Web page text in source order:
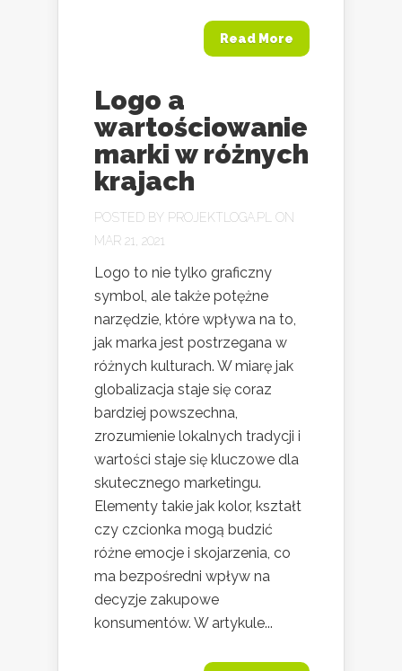
Read More
Logo a
wartościowanie
marki w różnych
krajach
POSTED BY PROJEKTLOGA.PL
ON
MAR 21, 2021
Logo to nie tylko graficzny
symbol, ale także potężne
narzędzie, które wpływa na to,
jak marka jest postrzegana w
różnych kulturach. W miarę jak
globalizacja staje się coraz
bardziej powszechna,
zrozumienie lokalnych tradycji i
wartości staje się kluczowe dla
skutecznego marketingu.
Elementy takie jak kolor, kształt
czy czcionka mogą budzić
różne emocje i skojarzenia, co
ma bezpośredni wpływ na
decyzje zakupowe
konsumentów. W artykule...